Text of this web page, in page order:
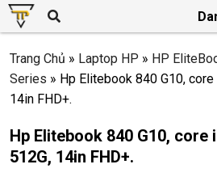
Trang Chủ » Laptop HP » HP
Series » Hp Elitebook 840 G10, core
14in FHD+.
Hp Elitebook 840 G10, core
512G, 14in FHD+.